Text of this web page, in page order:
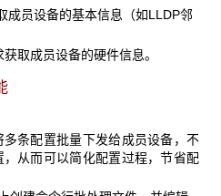
员设备的基本信息（如LLDP邻
取成员设备的硬件信息。
条配置批量下发给成员设备，不
从而可以简化配置过程，节省配